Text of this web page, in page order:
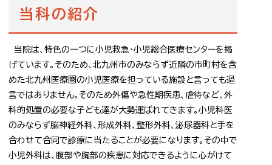
当科の紹介
当院は、特色の一つに小児救急・小児総合医療センターを掲
げています。そのため、北九州市のみならず近隣の市町村を含
めた北九州医療圏の小児医療を担っている施設と言っても過
言ではありません。そのため外傷や急性期疾患、虐待など、外
科的処置の必要な子ども達が大勢運ばれてきます。小児科医
のみならず脳神経外科、形成外科、整形外科、泌尿器科と手を
合わせて合同で診療に当たることが必要になります。その中で
小児外科は、腹部や胸部の疾患に対応できるように心がけて